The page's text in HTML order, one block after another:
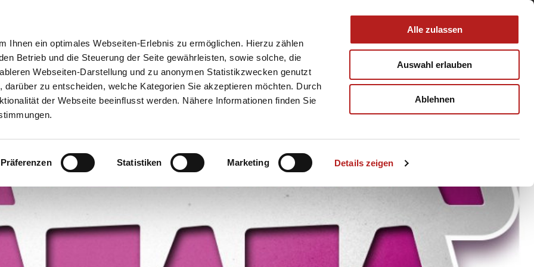
Ihnen ein optimales Webseiten-Erlebnis zu ermöglichen. Hierzu zählen
Betrieb und die Steuerung der Seite gewährleisten, sowie solche, die
Webseiten-Darstellung und zu anonymen Statistikzwecken genutzt
darüber zu entscheiden, welche Kategorien Sie akzeptieren möchten. Durch
der Webseite beeinflusst werden. Nähere Informationen finden Sie
Präferenzen Statistiken Marketing Details zeigen
Alle zulassen
Auswahl erlauben
Ablehnen
Buchen
© Why Not?! Events und Kommunikation UG